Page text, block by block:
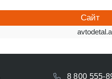
Сайт
8 800 555-